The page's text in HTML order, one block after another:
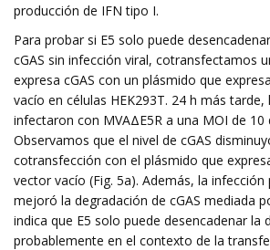
producción de IFN tipo I.
Para probar si E5 solo puede
cGAS sin infección viral, cotransfectamos
expresa cGAS con un plásmido que
vacío en células HEK293T. 24 h más tarde,
infectaron con MVAΔE5R a una MOI de 10
Observamos que el nivel de cGAS
cotransfección con el plásmido que
vector vacío (Fig. 5a). Además, la infección
mejoró la degradación de cGAS mediada
indica que E5 solo puede desencadenar la
probablemente en el contexto de la